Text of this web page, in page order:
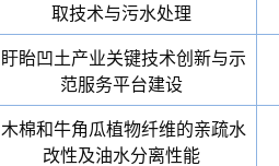
取技术与污水处理
盱眙凹土产业关键技术创新与示
范服务平台建设
木棉和牛角瓜植物纤维的亲疏水
改性及油水分离性能